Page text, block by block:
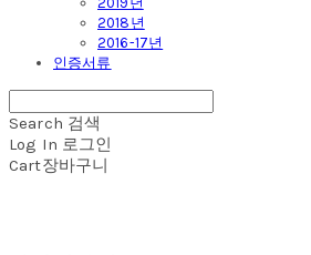
2018년
2016-17년
인증서류
Search 검색
Log In 로그인
Cart장바구니